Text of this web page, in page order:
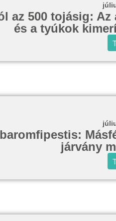
az 500 tojásig:
és a tyúkok
járvány